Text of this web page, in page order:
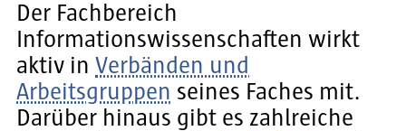
Der Fachbereich
Informationswissenschaften wirkt
aktiv in Verbänden und
Arbeitsgruppen seines Faches mit.
Darüber hinaus gibt es zahlreiche